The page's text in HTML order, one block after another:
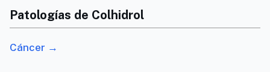
Patologías de Colhidrol
Cáncer →